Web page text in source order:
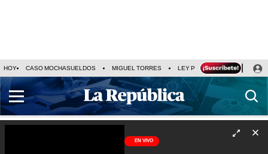
HOY CASO MOCHASUELDOS MIGUEL TORRES LEY PULPÍN PRECIO DEL
EN VIVO